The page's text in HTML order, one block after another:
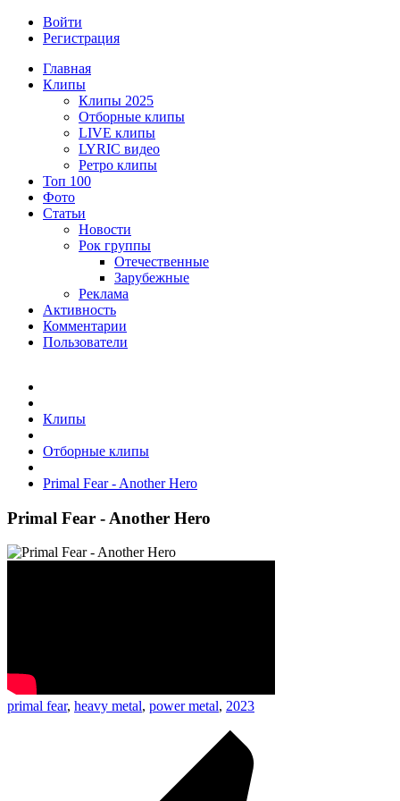
Войти
Регистрация
Главная
Клипы
Клипы 2025
Отборные клипы
LIVE клипы
LYRIC видео
Ретро клипы
Топ 100
Фото
Статьи
Новости
Рок группы
Отечественные
Зарубежные
Реклама
Активность
Комментарии
Пользователи
Клипы
Отборные клипы
Primal Fear - Another Hero
Primal Fear - Another Hero
primal fear, heavy metal, power metal, 2023